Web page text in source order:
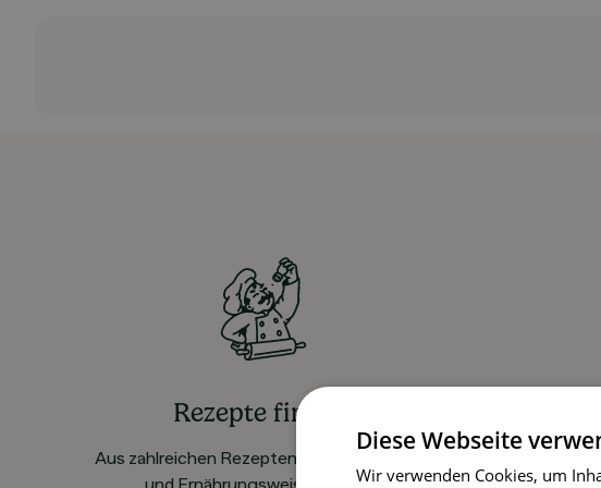
Rezepte finden
Aus zahlreichen Rezepten für alle Vorlieben
Diese Webseite
Wir verwenden Cookies, um